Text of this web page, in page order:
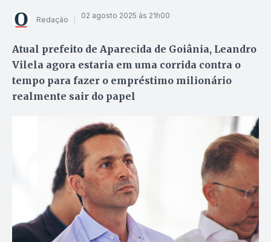
Redação 02 agosto 2025 às 21h00
Atual prefeito de Aparecida de Goiânia, Leandro
Vilela agora estaria em uma corrida contra o
tempo para fazer o empréstimo milionário
realmente sair do papel